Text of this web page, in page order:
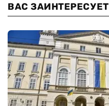
ВАС ЗАИНТЕРЕСУЕТ